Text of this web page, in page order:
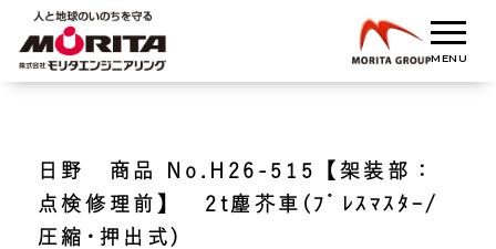
日野 商品 No.H26-515【架装部：
点検修理前】 2t塵芥車(ﾌﾟﾚｽﾏｽﾀｰ/
圧縮･押出式)